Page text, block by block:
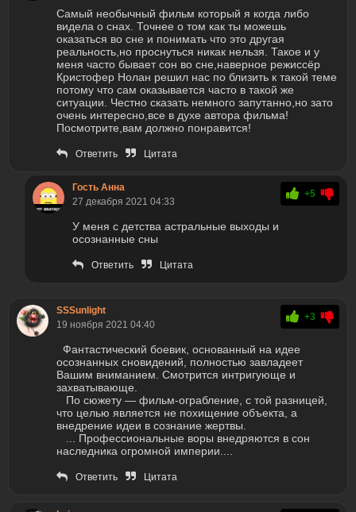
Самый необычный фильм который я когда либо
видела о снах. Точнее о том как ты можешь
оказаться во сне и понимать что это другая
реальность,но проснуться никак нельзя. Такое и у
меня часто бывает сон во сне,наверное режиссёр
Кристофер Нолан решил нас по близить к такой теме
потому что сам оказывается часто в такой же
ситуации. Честно сказать немного запутанно,но зато
очень интересно,все в духе автора фильма!
Посмотрите,вам должно понравится!
Ответить Цитата
Гость Анна
27 декабря 2021 04:33
+5
У меня с детства астральные выходы и
осознанные сны
Ответить Цитата
SSSunlight
19 ноября 2021 04:40
+3
Фантастический боевик, основанный на идее
осознанных сновидений, полностью завладеет
Вашим вниманием. Смотрится интригующе и
захватывающе.
По сюжету — фильм-ограбление, с той разницей,
что целью является не похищение объекта, а
внедрение идеи в сознание жертвы.
... Профессиональные воры внедряются в сон
наследника огромной империи....
Ответить Цитата